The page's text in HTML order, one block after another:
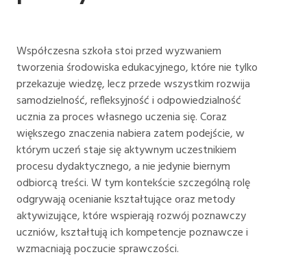
Współczesna szkoła stoi przed wyzwaniem
tworzenia środowiska edukacyjnego, które nie tylko
przekazuje wiedzę, lecz przede wszystkim rozwija
samodzielność, refleksyjność i odpowiedzialność
ucznia za proces własnego uczenia się. Coraz
większego znaczenia nabiera zatem podejście, w
którym uczeń staje się aktywnym uczestnikiem
procesu dydaktycznego, a nie jedynie biernym
odbiorcą treści. W tym kontekście szczególną rolę
odgrywają ocenianie kształtujące oraz metody
aktywizujące, które wspierają rozwój poznawczy
uczniów, kształtują ich kompetencje poznawcze i
wzmacniają poczucie sprawczości.